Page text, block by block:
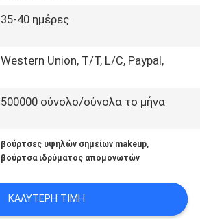
35-40 ημέρες
Western Union, T/T, L/C, Paypal,
500000 σύνολο/σύνολα το μήνα
βούρτσες υψηλών σημείων makeup,
βούρτσα ιδρύματος απομονωτών
ΚΑΛΎΤΕΡΗ ΤΙΜΉ